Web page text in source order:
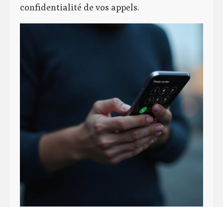
confidentialité de vos appels.